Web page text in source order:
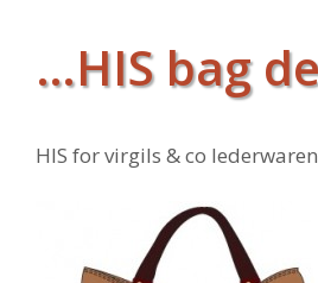
…HIS bag
HIS for virgils & co